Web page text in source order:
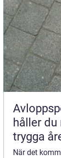
håller du
trygga
När det